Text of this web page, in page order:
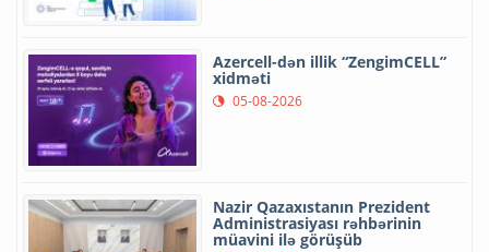
Azercell-dən illik “ZengimCELL”
xidməti
05-08-2026
Nazir Qazaxıstanın Prezident
Administrasiyası rəhbərinin
müavini ilə görüşüb